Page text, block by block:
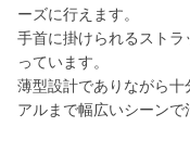
ーズに行えます。
手首に掛けられるスト
っています。
薄型設計でありながら十
アルまで幅広いシーンで